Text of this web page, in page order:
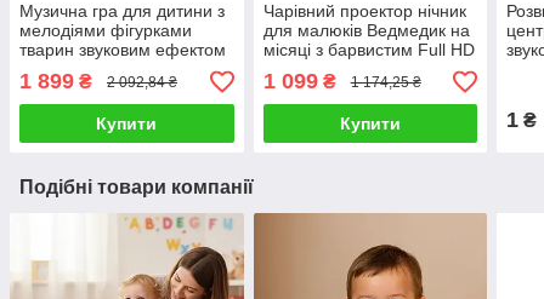
Музична гра для дитини з
мелодіями фігурками
тварин звуковим ефектом
і підсвічуванням
1 899 ₴ 2 092,84 ₴
Купити
Чарівний проектор нічник
для малюків Ведмедик на
місяці з барвистим Full HD
зображенням
колисковими та м'якими
звуками природи
1 099₴ 1 174,25 ₴
Купити 1 ₴
Подібні товари компанії